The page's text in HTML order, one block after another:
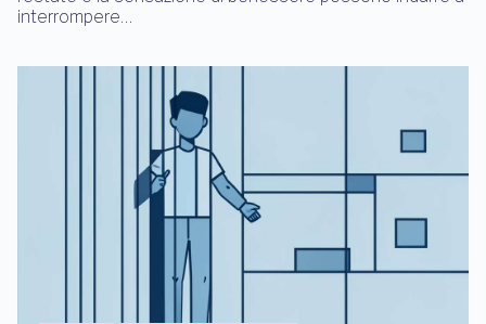
interrompere…